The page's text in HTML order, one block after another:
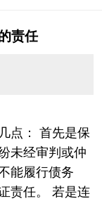
责任
点： 首先是保
未经审判或仲
能履行债务
责任。 若是连